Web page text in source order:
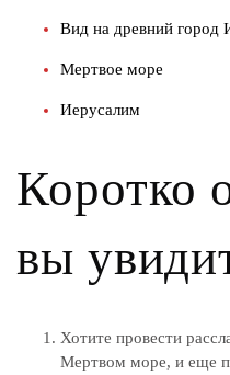
Вид на древний город
Мертвое море
Иерусалим
Коротко
вы
Хотите провести
Мертвом море, и еще